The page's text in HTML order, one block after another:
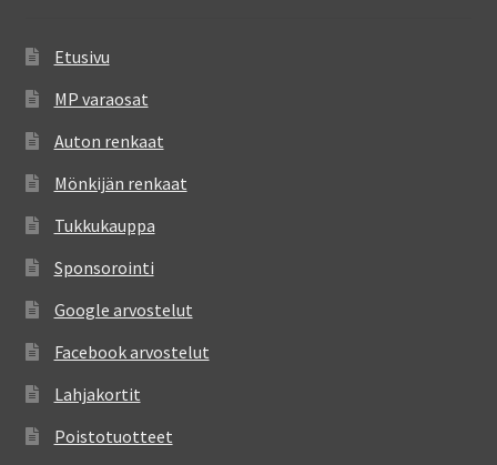
Etusivu
MP varaosat
Auton renkaat
Mönkijän renkaat
Tukkukauppa
Sponsorointi
Google arvostelut
Facebook arvostelut
Lahjakortit
Poistotuotteet